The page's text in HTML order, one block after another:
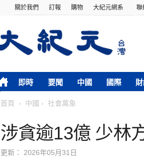
關於我們 訂報 購物 大紀元網系 聯
即時 要聞 中國 國際
首頁 中國 社會萬象
涉貪逾13億 少林
更新： 2026年05月31日